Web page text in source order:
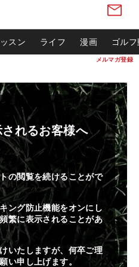
メルマガ登録
スン ライフ 漫画 ゴル
れるお客様へ
の閲覧を続けることがで
ング防止機能をオンにし
繁に表示されることがあ
いたしますが、何卒ご理
い申し上げます。